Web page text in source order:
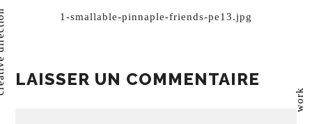
work
1-smallable-pinnaple-friends-pe13.jpg
LAISSER UN COMMENTAIRE